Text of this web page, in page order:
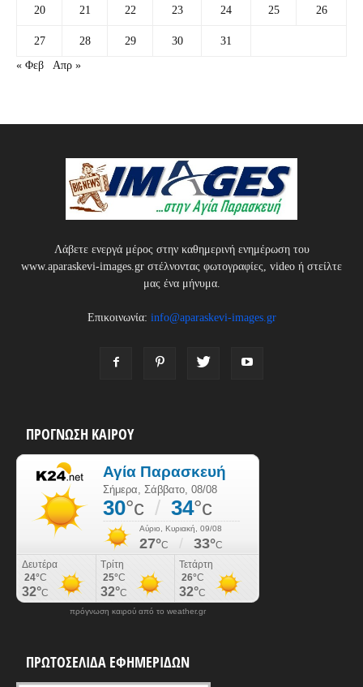
20 21 22 23 24 25 26
27 28 29 30
31
« Φεβ
Απρ »
Λάβετε ενεργά μέρος στην καθημερινή ενημέρωση του
www.aparaskevi-images.gr στέλνοντας φωτογραφίες, video ή στείλτε
μας ένα μήνυμα.
Επικοινωνία: info@aparaskevi-images.gr
ΠΡΟΓΝΩΣΗ ΚΑΙΡΟΥ
πρόγνωση καιρού από το weather.gr
ΠΡΩΤΟΣΕΛΙΔΑ ΕΦΗΜΕΡΙΔΩΝ